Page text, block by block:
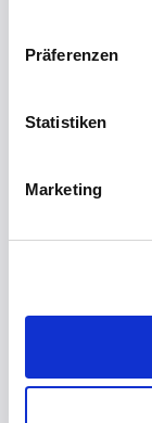
Präferenzen
Statistiken
Marketing